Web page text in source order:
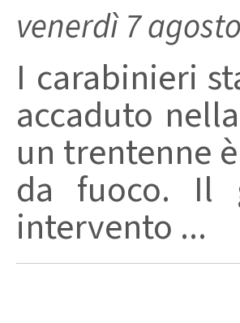
venerdì 7
I carabinieri
accaduto
un trentenne
da fuoco. Il
intervento ...